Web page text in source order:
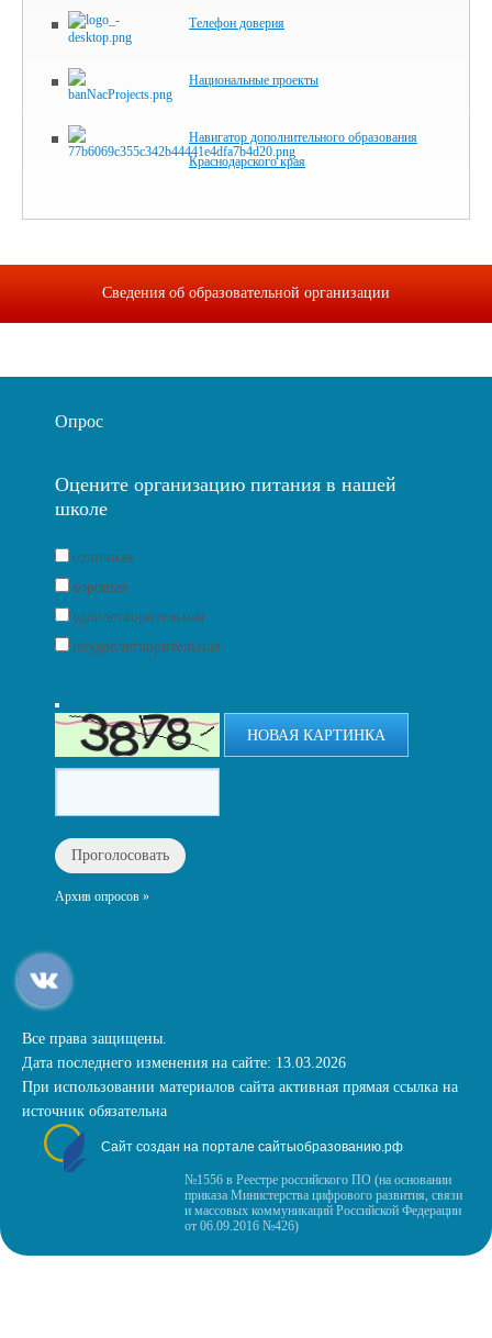
Телефон доверия
Национальные проекты
Навигатор дополнительного образования
Краснодарского края
Сведения об образовательной организации
Опрос
Оцените организацию питания в нашей
школе
отличная
хорошая
удовлетворительная
неудовлетворительная
НОВАЯ КАРТИНКА
Архив опросов »
Все права защищены.
Дата последнего изменения на сайте: 13.03.2026
При использовании материалов сайта активная прямая ссылка на
источник обязательна
Сайт создан на портале сайтыобразованию.рф
№1556 в Реестре российского ПО (на основании
приказа Министерства цифрового развития, связи
и массовых коммуникаций Российской Федерации
от 06.09.2016 №426)